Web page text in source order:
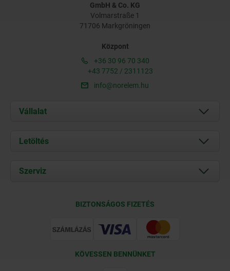
GmbH & Co. KG
Volmarstraße 1
71706 Markgröningen
Központ
+36 30 96 70 340
+43 7752 / 2311123
info@norelem.hu
Vállalat
Rólunk
Kapcsolat
Letöltés
Documents
Szerviz
BIZTONSÁGOS FIZETÉS
KÖVESSEN BENNÜNKET